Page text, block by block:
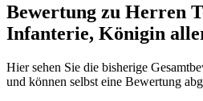
Bewertung zu Herren
Infanterie, Königin
Hier sehen Sie die bisherige
und können selbst eine Bewertung